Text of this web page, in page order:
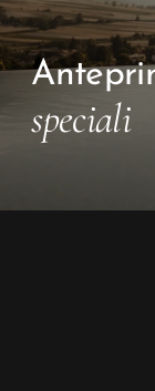
speciali